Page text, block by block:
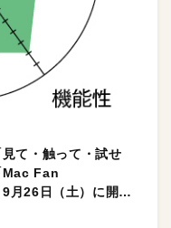
て・触って・試せ
Mac Fan
月26日（土）に開催